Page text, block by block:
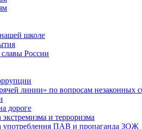
школе
России
линии» по вопросам незаконных
дороге
и терроризма
употребления ПАВ и пропаганда ЗОЖ